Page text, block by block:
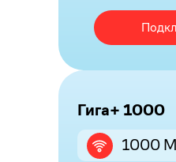
Гига+ 1000
1000